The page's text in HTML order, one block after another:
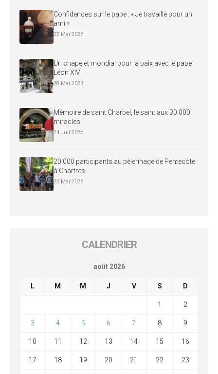
Confidences sur le pape : « Je travaille pour un
ami »
22 Mai 2026
Un chapelet mondial pour la paix avec le pape
Léon XIV
28 Mai 2026
Mémoire de saint Charbel, le saint aux 30 000
miracles
24 Juil 2026
20 000 participants au pèlerinage de Pentecôte
à Chartres
22 Mai 2026
CALENDRIER
août 2026
L M M J V S D
1 2
3 4 5 6 7 8 9
10 11 12 13 14 15 16
17 18 19 20 21 22 23